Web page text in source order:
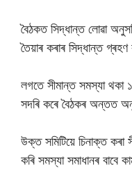
বৈঠকত সিদ্ধান্ত লোৱা
তৈয়াৰ কৰাৰ সিদ্ধান্ত
লগতে সীমান্ত সমস্যা থকা
সদৰি কৰে বৈঠকৰ অন্তত
উক্ত সমিটিয়ে চিনাক্ত কৰা
কৰি সমস্যা সমাধানৰ বাবে